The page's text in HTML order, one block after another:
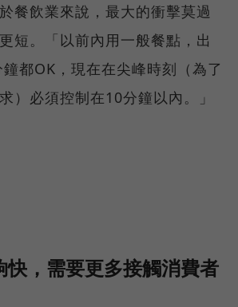
餐飲業來說，最大的衝擊莫過
短。「以前內用一般餐點，出
都OK，現在在尖峰時刻（為了
）必須控制在10分鐘以內。」
快，需要更多接觸消費者